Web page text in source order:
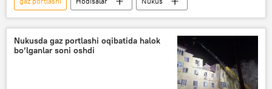
Nukusda gaz portlashi oqibatida halok
bo‘lganlar soni oshdi